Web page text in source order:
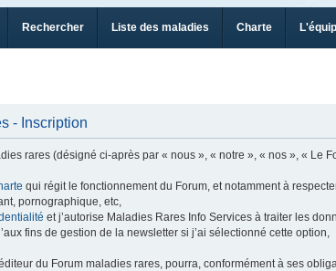
Rechercher Liste des maladies Charte
- Inscription
rares (désigné ci-après par « nous », « notre », « nos », « Le
qui régit le fonctionnement du Forum, et notamment à
pornographique, etc,
et j’autorise Maladies Rares Info Services à traiter les
fins de gestion de la newsletter si j’ai sélectionné cette option,
du Forum maladies rares, pourra, conformément à ses